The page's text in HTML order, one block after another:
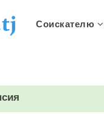
Соискателю